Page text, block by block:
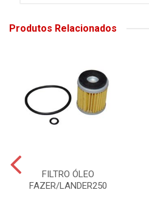
Produtos Relacionados
FILTRO ÓLEO
FAZER/LANDER250